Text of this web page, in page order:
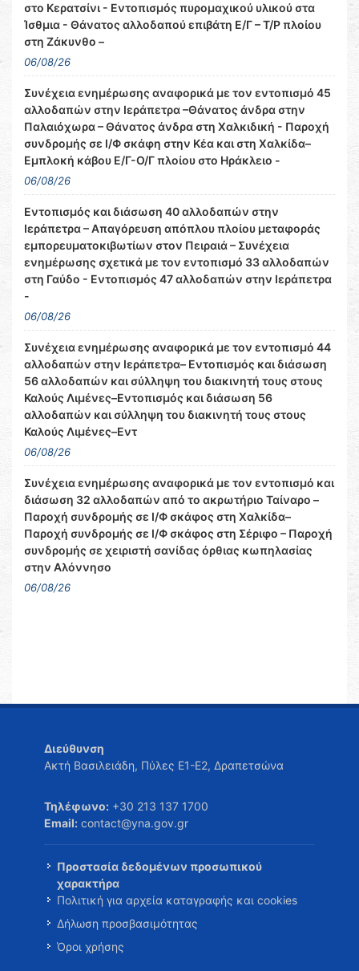
στο Κερατσίνι - Εντοπισμός πυρομαχικού υλικού στα
Ίσθμια - Θάνατος αλλοδαπού επιβάτη Ε/Γ – Τ/Ρ πλοίου
στη Ζάκυνθο –
06/08/26
Συνέχεια ενημέρωσης αναφορικά με τον εντοπισμό 45
αλλοδαπών στην Ιεράπετρα –Θάνατος άνδρα στην
Παλαιόχωρα – Θάνατος άνδρα στη Χαλκιδική - Παροχή
συνδρομής σε Ι/Φ σκάφη στην Κέα και στη Χαλκίδα–
Εμπλοκή κάβου Ε/Γ-Ο/Γ πλοίου στο Ηράκλειο -
06/08/26
Εντοπισμός και διάσωση 40 αλλοδαπών στην
Ιεράπετρα – Απαγόρευση απόπλου πλοίου μεταφοράς
εμπορευματοκιβωτίων στον Πειραιά – Συνέχεια
ενημέρωσης σχετικά με τον εντοπισμό 33 αλλοδαπών
στη Γαύδο - Εντοπισμός 47 αλλοδαπών στην Ιεράπετρα
-
06/08/26
Συνέχεια ενημέρωσης αναφορικά με τον εντοπισμό 44
αλλοδαπών στην Ιεράπετρα– Εντοπισμός και διάσωση
56 αλλοδαπών και σύλληψη του διακινητή τους στους
Καλούς Λιμένες–Εντοπισμός και διάσωση 56
αλλοδαπών και σύλληψη του διακινητή τους στους
Καλούς Λιμένες–Εντ
06/08/26
Συνέχεια ενημέρωσης αναφορικά με τον εντοπισμό και
διάσωση 32 αλλοδαπών από το ακρωτήριο Ταίναρο –
Παροχή συνδρομής σε Ι/Φ σκάφος στη Χαλκίδα–
Παροχή συνδρομής σε Ι/Φ σκάφος στη Σέριφο – Παροχή
συνδρομής σε χειριστή σανίδας όρθιας κωπηλασίας
στην Αλόννησο
06/08/26
Διεύθυνση
Ακτή Βασιλειάδη, Πύλες Ε1-Ε2, Δραπετσώνα
Τηλέφωνο: +30 213 137 1700
Email: contact@yna.gov.gr
Προστασία δεδομένων προσωπικού
χαρακτήρα
Πολιτική για αρχεία καταγραφής και cookies
Δήλωση προσβασιμότητας
Όροι χρήσης